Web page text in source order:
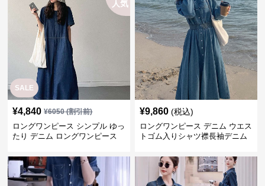
SALE
人気
¥4,840 ¥6050(割引前)
ロングワンピース シンプル ゆっ
たり デニム ロングワンピース
¥9,860 (税込)
ロングワンピース デニム ウエス
トゴム入りシャツ襟長袖デニム